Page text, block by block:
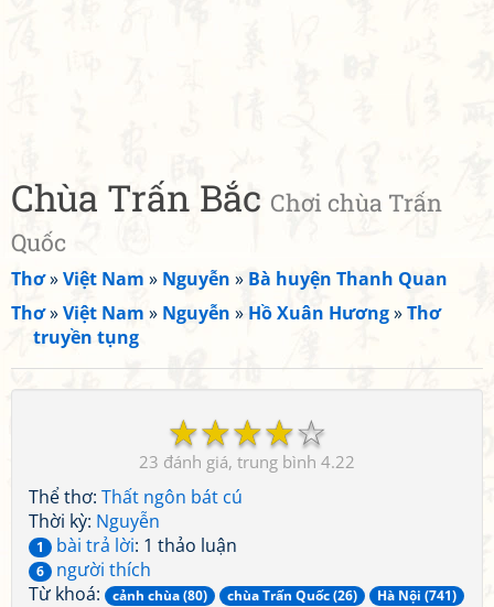
Chùa Trấn Bắc Chơi chùa Trấn
Quốc
Thơ»Việt Nam » Nguyễn » Bà huyện Thanh Quan
Thơ»Việt Nam » Nguyễn » Hồ Xuân Hương»Thơ
truyền tụng
☆
☆
☆
☆
☆
23 4.22
Thể thơ: Thất ngôn bát cú
Thời kỳ: Nguyễn
1 bài trả lời: 1 thảo luận
6
người thích
Từ khoá:
cảnh chùa (80) chùa Trấn Quốc (26)
Hà Nội (741)